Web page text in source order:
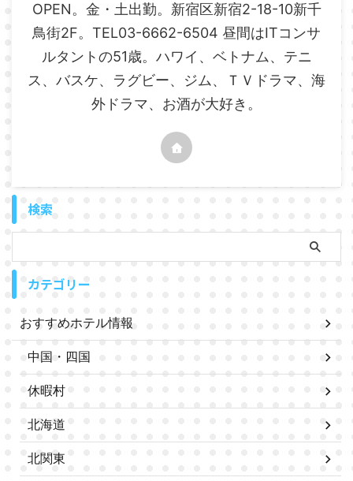
OPEN。金・土出勤。新宿区新宿2-18-10新千
鳥街2F。TEL03-6662-6504 昼間はITコンサ
ルタントの51歳。ハワイ、ベトナム、テニ
ス、バスケ、ラグビー、ジム、ＴＶドラマ、海
外ドラマ、お酒が大好き。
検索
カテゴリー
おすすめホテル情報
中国・四国
休暇村
北海道
北関東